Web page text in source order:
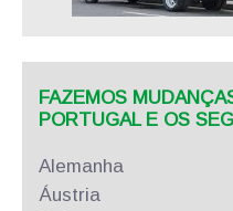
FAZEMOS
PORTUGAL E OS
Alemanha
Áustria